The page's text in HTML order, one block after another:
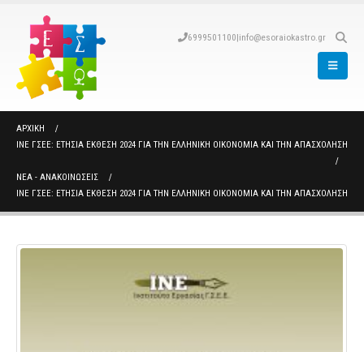
6999501100|info@esoraiokastro.gr
ΑΡΧΙΚΉ
ΙΝΕ ΓΣΕΕ: ΕΤΉΣΙΑ ΈΚΘΕΣΗ 2024 ΓΙΑ ΤΗΝ ΕΛΛΗΝΙΚΉ ΟΙΚΟΝΟΜΊΑ ΚΑΙ ΤΗΝ ΑΠΑΣΧΌΛΗΣΗ
ΝΈΑ - ΑΝΑΚΟΙΝΏΣΕΙΣ
ΙΝΕ ΓΣΕΕ: ΕΤΉΣΙΑ ΈΚΘΕΣΗ 2024 ΓΙΑ ΤΗΝ ΕΛΛΗΝΙΚΉ ΟΙΚΟΝΟΜΊΑ ΚΑΙ ΤΗΝ ΑΠΑΣΧΌΛΗΣΗ